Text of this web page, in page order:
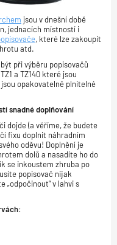
jsou v dnešní době
jednacích místností i
, které lze zakoupit
atd.
při výběru popisovačů
a TZ140 které jsou
opakovatelně plnitelné
snadné doplňování
dojde (a věříme, že budete
fixu doplnit náhradním
oděvu! Doplnění je
dolů a nasadíte ho do
se inkoustem zhruba po
popisovač nijak
„odpočinout“ v lahvi s